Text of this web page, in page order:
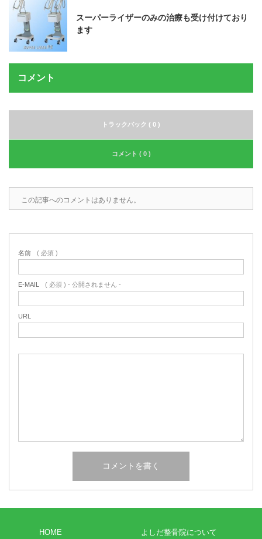
スーパーライザーのみの治療も受け付けており
ます
コメント
トラックバック ( 0 )
コメント ( 0 )
この記事へのコメントはありません。
名前 ( 必須 )
E-MAIL ( 必須 ) - 公開されません -
URL
HOME よしだ整骨院について